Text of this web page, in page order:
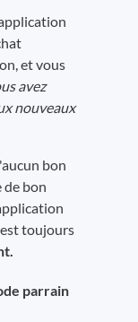
et vous
avez
nouveaux
bon
de bon
toujours
parrain